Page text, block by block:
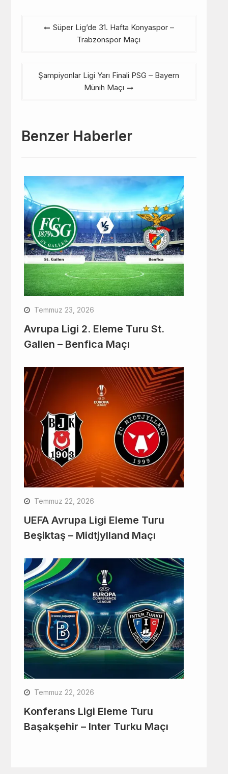
Süper Lig’de 31. Hafta Konyaspor –
Trabzonspor Maçı
Şampiyonlar Ligi Yarı Finali PSG – Bayern
Münih Maçı
Benzer Haberler
Temmuz 23, 2026
Avrupa Ligi 2. Eleme Turu St.
Gallen – Benfica Maçı
Temmuz 22, 2026
UEFA Avrupa Ligi Eleme Turu
Beşiktaş – Midtjylland Maçı
Temmuz 22, 2026
Konferans Ligi Eleme Turu
Başakşehir – Inter Turku Maçı